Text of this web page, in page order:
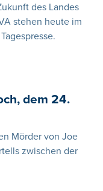
des Landes
stehen heute im
dem 24.
Mörder von Joe
zwischen der